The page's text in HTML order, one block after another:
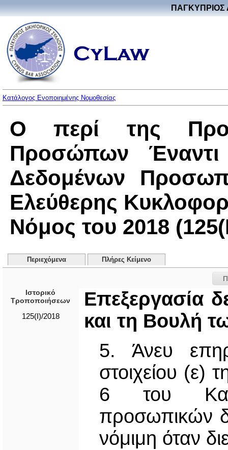
ΠΑΓΚΥΠΡΙΟΣ
Κατάλογος Ενοποιημένης Νομοθεσίας
Ο περί της
Προσώπων Έναντι
Δεδομένων
Ελεύθερης
Νόμος του 2018
Περιεχόμενα Πλήρες Κείμενο
Ιστορικό
Τροποποιήσεων
125(I)/2018
Επεξεργασία
και τη Βουλή
5. Άνευ
στοιχείου (ε)
6 του
προσωπικών
νόμιμη όταν